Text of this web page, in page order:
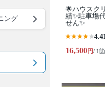
ング
🌟ハウスク
績✨駐車場
せん✨
16,500円/ 1